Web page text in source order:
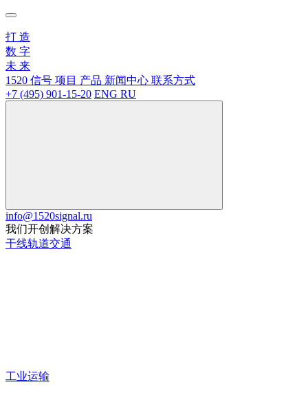
打 造
数 字
未 来
1520 信号 项目 产品 新闻中心 联系方式
+7 (495) 901-15-20 ENG RU
info@1520signal.ru
我们开创解决方案
干线轨道交通
工业运输